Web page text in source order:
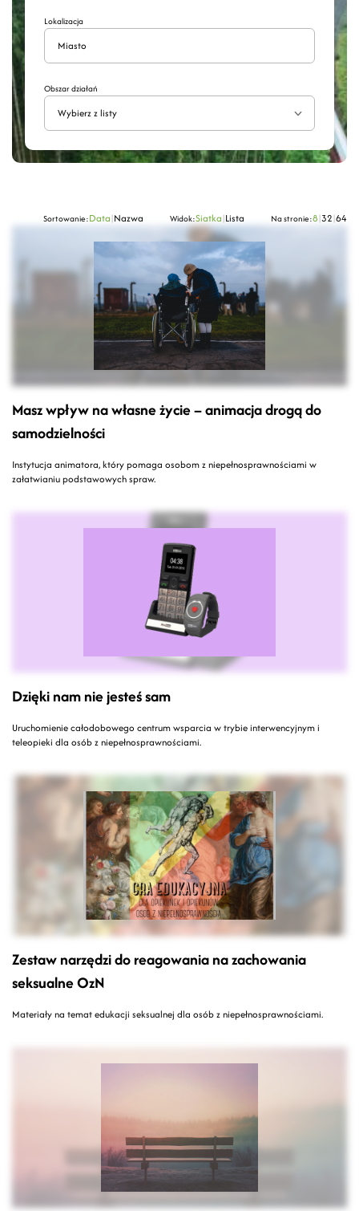
Lokalizacja
Obszar działań
Wybierz z listy
Sortowanie:Data|Nazwa Widok:Siatka|Lista Na stronie:8|32|64
Masz wpływ na własne życie – animacja drogą do
samodzielności
Instytucja animatora, który pomaga osobom z niepełnosprawnościami w
załatwianiu podstawowych spraw.
Dzięki nam nie jesteś sam
Uruchomienie całodobowego centrum wsparcia w trybie interwencyjnym i
teleopieki dla osób z niepełnosprawnościami.
Zestaw narzędzi do reagowania na zachowania
seksualne OzN
Materiały na temat edukacji seksualnej dla osób z niepełnosprawnościami.